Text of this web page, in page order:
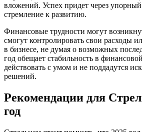
вложений. Успех придет через
стремление к развитию.
Финансовые трудности могут
смогут контролировать свои расходы
в бизнесе, не думая о возможных
год обещает стабильность в
действовать с умом и не поддадутся
решений.
Рекомендации для
год